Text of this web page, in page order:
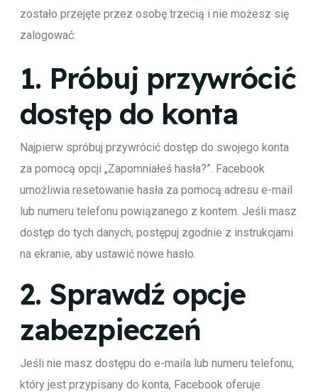
zostało przejęte przez osobę trzecią i nie możesz się
zalogować:
1. Próbuj przywrócić
dostęp do konta
Najpierw spróbuj przywrócić dostęp do swojego konta
za pomocą opcji „Zapomniałeś hasła?”. Facebook
umożliwia resetowanie hasła za pomocą adresu e-mail
lub numeru telefonu powiązanego z kontem. Jeśli masz
dostęp do tych danych, postępuj zgodnie z instrukcjami
na ekranie, aby ustawić nowe hasło.
2. Sprawdź opcje
zabezpieczeń
Jeśli nie masz dostępu do e-maila lub numeru telefonu,
który jest przypisany do konta, Facebook oferuje